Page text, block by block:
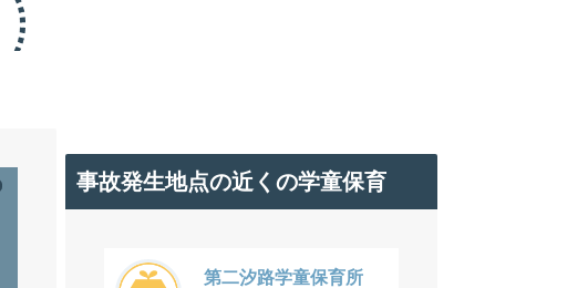
事故発生地点の近くの学童保育
第二汐路学童保育所